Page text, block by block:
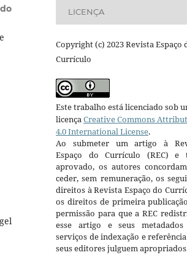
LICENÇA
Copyright (c) 2023 Revista Espaço
Currículo
Este trabalho está licenciado sob
licençaCreative Commons
4.0 International License.
Ao submeter um artigo à
Espaço do Currículo (REC) e
aprovado, os autores
ceder, sem remuneração, os
direitos à Revista Espaço do
os direitos de primeira
permissão para que a REC
esse artigo e seus metadados
serviços de indexação e
seus editores julguem